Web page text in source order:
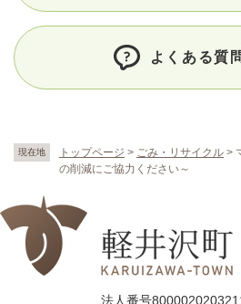
現在地 トップページ > ごみ・リサイクル >
の削減にご協力ください～
よくある質
法人番号